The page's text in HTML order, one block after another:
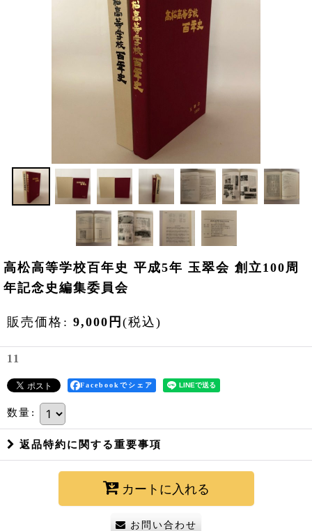
高松高等学校百年史 平成5年 玉翠会 創立100周
年記念史編集委員会
販売価格 : 9,000 円 (税込)
11
Facebookでシェア
数量 :
返品特約に関する重要事項
カートに入れる
お問い合わせ